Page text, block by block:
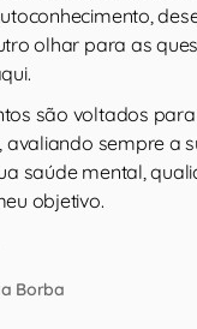
olhar para as
são voltados
avaliando sempre a
saúde mental,
objetivo.
Borba